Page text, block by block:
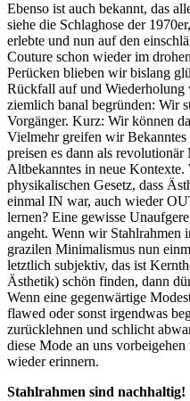
Ebenso ist auch bekannt, das
siehe die Schlaghose der
erlebte und nun auf den
Couture schon wieder im
Perücken blieben wir bislang
Rückfall auf und Wiederholung
ziemlich banal begründen: Wir
Vorgänger. Kurz: Wir können
Vielmehr greifen wir Bekanntes
preisen es dann als revolutionär
Altbekanntes in neue Kontexte.
physikalischen Gesetz, dass
einmal IN war, auch wieder
lernen? Eine gewisse
angeht. Wenn wir
grazilen Minimalismus nun
letztlich subjektiv, das ist
Ästhetik) schön finden, dann
Wenn eine gegenwärtige
flawed oder sonst irgendwas
zurücklehnen und schlicht
diese Mode an uns
wieder erinnern.
Stahlrahmen sind nachhaltig!